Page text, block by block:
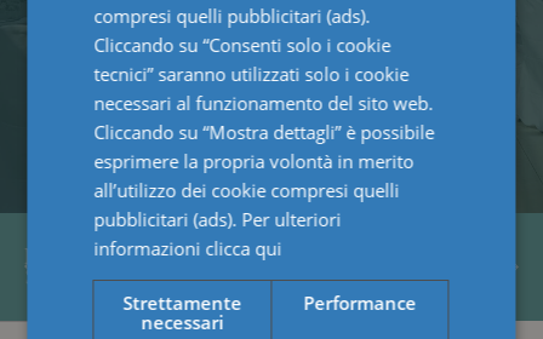
MONASTERO DI
SANT'ALBERICO
VERGES
compresi quelli pubblicitari (ads).
Cliccando su “Consenti solo i cookie
tecnici” saranno utilizzati solo i cookie
necessari al funzionamento del sito web.
Cliccando su “Mostra dettagli” è possibile
esprimere la propria volontà in merito
all’utilizzo dei cookie compresi quelli
pubblicitari (ads). Per ulteriori
informazioni clicca qui
Strettamente
necessari
Performance